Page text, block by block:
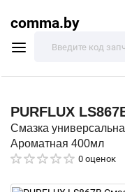
comma.by
PURFLUX
Смазка
Ароматная 400мл
0 оценок